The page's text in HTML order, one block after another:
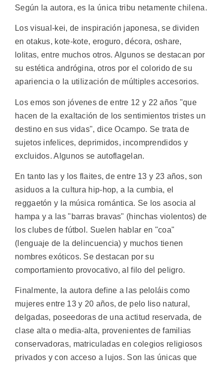
Según la autora, es la única tribu netamente chilena.
Los visual-kei, de inspiración japonesa, se dividen
en otakus, kote-kote, eroguro, décora, oshare,
lolitas, entre muchos otros. Algunos se destacan por
su estética andrógina, otros por el colorido de su
apariencia o la utilización de múltiples accesorios.
Los emos son jóvenes de entre 12 y 22 años "que
hacen de la exaltación de los sentimientos tristes un
destino en sus vidas", dice Ocampo. Se trata de
sujetos infelices, deprimidos, incomprendidos y
excluidos. Algunos se autoflagelan.
En tanto las y los flaites, de entre 13 y 23 años, son
asiduos a la cultura hip-hop, a la cumbia, el
reggaetón y la música romántica. Se los asocia al
hampa y a las "barras bravas" (hinchas violentos) de
los clubes de fútbol. Suelen hablar en "coa"
(lenguaje de la delincuencia) y muchos tienen
nombres exóticos. Se destacan por su
comportamiento provocativo, al filo del peligro.
Finalmente, la autora define a las peloláis como
mujeres entre 13 y 20 años, de pelo liso natural,
delgadas, poseedoras de una actitud reservada, de
clase alta o media-alta, provenientes de familias
conservadoras, matriculadas en colegios religiosos
privados y con acceso a lujos. Son las únicas que